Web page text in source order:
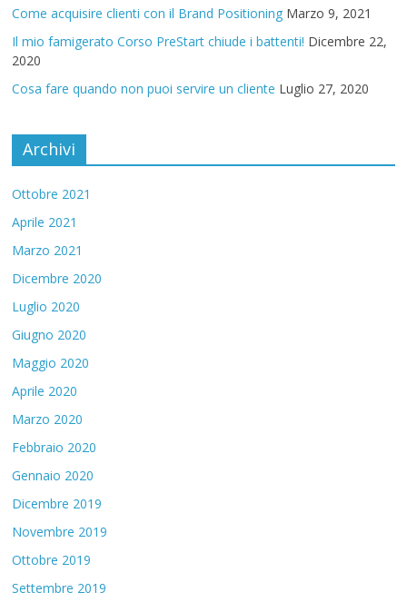
Come acquisire clienti con il Brand Positioning Marzo 9, 2021
Il mio famigerato Corso PreStart chiude i battenti! Dicembre 22,
2020
Cosa fare quando non puoi servire un cliente Luglio 27, 2020
Archivi
Ottobre 2021
Aprile 2021
Marzo 2021
Dicembre 2020
Luglio 2020
Giugno 2020
Maggio 2020
Aprile 2020
Marzo 2020
Febbraio 2020
Gennaio 2020
Dicembre 2019
Novembre 2019
Ottobre 2019
Settembre 2019